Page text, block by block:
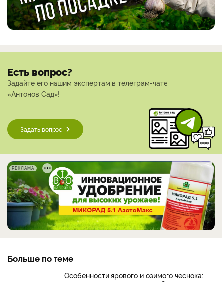
Есть вопрос?
Задайте его нашим экспертам в телеграм-чате
«Антонов Сад»!
Задать вопрос
РЕКЛАМА
Больше по теме
Особенности ярового и озимого чеснока: